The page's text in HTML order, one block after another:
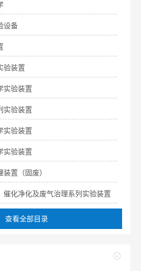
设备
验装置
实验装置
实验装置
实验装置
实验装置
置（固废）
催化净化及废气治理系列实验装置
查看全部目录